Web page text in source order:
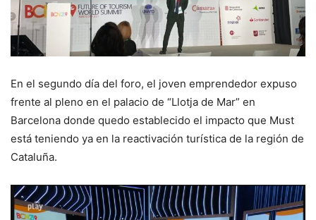
En el segundo día del foro, el joven emprendedor expuso
frente al pleno en el palacio de “Llotja de Mar” en
Barcelona donde quedo establecido el impacto que Must
está teniendo ya en la reactivación turística de la región de
Cataluña.